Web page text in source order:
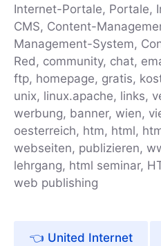
Internet-Portale, Portale,
CMS, Content-
Management-System,
Red, community, chat,
ftp, homepage, gratis,
unix, linux.apache, links,
werbung, banner, wien,
oesterreich, htm, html,
webseiten, publizieren,
lehrgang, html seminar,
web publishing
United Internet